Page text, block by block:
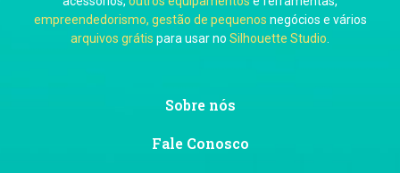
Ju Mirthes
empreendedorismo, gestão de pequenos negócios e vários
arquivos grátis para usar no Silhouette Studio
Sobre nós
Fale Conosco